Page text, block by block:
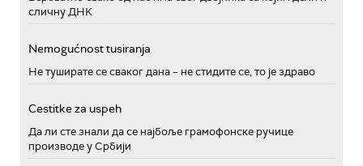
сличну ДНК
Nemogućnost tusiranja
Не туширате се сваког дана – не стидите се, то је здраво
Cestitke za uspeh
Да ли сте знали да се најбоље грамофонске ручице
производе у Србији